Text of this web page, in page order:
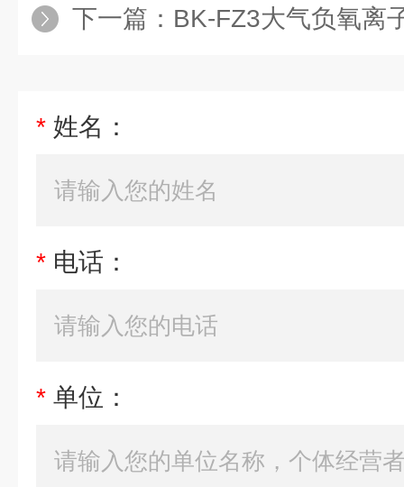
下一篇： BK-FZ3大气负氧离
* 姓名：
* 电话：
* 单位：